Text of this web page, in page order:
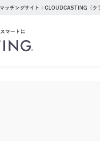
ッチングサイト｜CLOUDCASTING（ク
マートに